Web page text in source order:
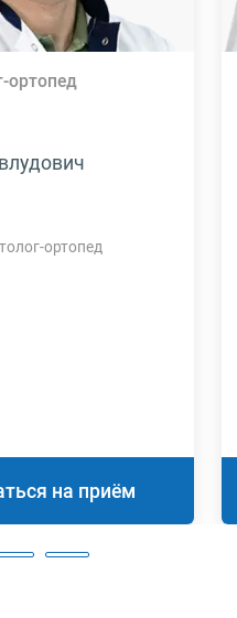
ортопед
ортопед
на приём